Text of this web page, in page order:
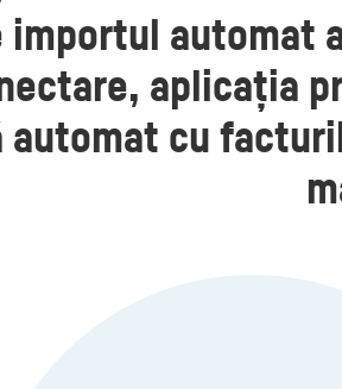
importul automat
aplicația
automat cu